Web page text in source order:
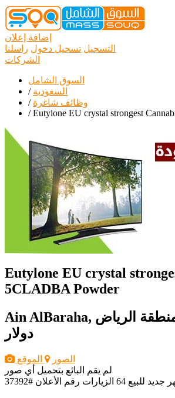
إضافة إعلان
التسجيل تسجيل دخول راسلنا
الشركات
السوق الشامل
/ السعودية
/ وظائف شاغرة
/Eutylone EU crystal strongest
Eutylone EU crystal
5CLADBA Powder
دولار
الصور
الموقع
لم يقم البائع بتحميل أي صور
جديد للبيع 64 الزيارات رقم الأعلان #37392